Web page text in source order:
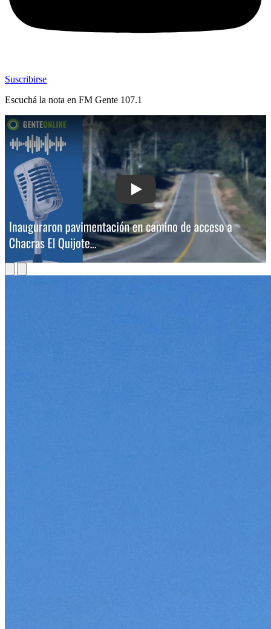
Suscribirse
Escuchá la nota en FM Gente 107.1
Play: Inauguraron pavimentación en